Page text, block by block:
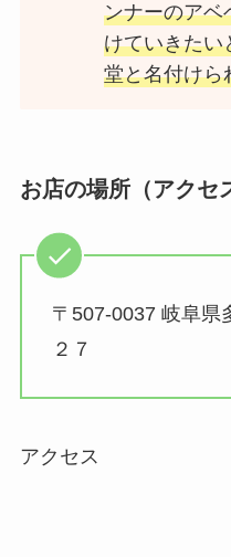
ンナーのアベ
けていきたい
堂と名付けら
お店の場所（アクセ
〒507-0037 岐阜県
２７
アクセス